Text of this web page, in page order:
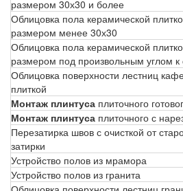
размером 30х30 и более
Облицовка пола керамической
размером менее 30х30
Облицовка пола керамической
размером под произвольным углом к
Облицовка поверхности лестниц
плиткой
Монтаж плинтуса плиточного
Монтаж плинтуса плиточного с
Перезатирка швов с очисткой от
затирки
Устройство полов из мрамора
Устройство полов из гранита